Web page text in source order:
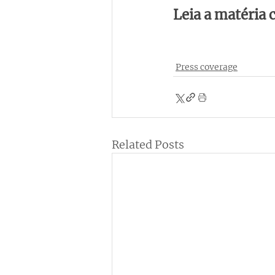
Leia a matéria
Press coverage
Related Posts